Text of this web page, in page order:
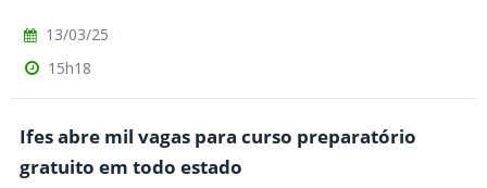
13/03/25
15h18
Ifes abre mil vagas para curso preparatório
gratuito em todo estado